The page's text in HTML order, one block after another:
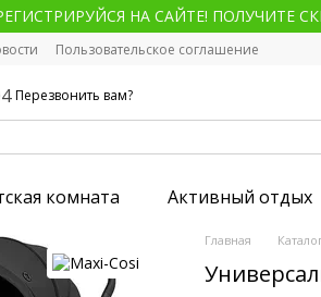
НА САЙТЕ! ПОЛУЧИТЕ
Пользовательское соглашение
Перезвонить вам?
комната Активный отдых
Главная